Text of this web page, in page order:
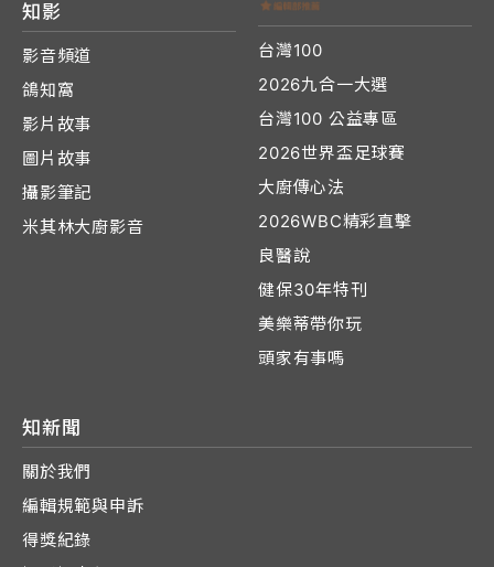
知影
影音頻道
鴿知窩
影片故事
圖片故事
攝影筆記
米其林大廚影音
台灣100
2026九合一大選
台灣100 公益專區
2026世界盃足球賽
大廚傳心法
2026WBC精彩直擊
良醫說
健保30年特刊
美樂蒂帶你玩
頭家有事嗎
知新聞
關於我們
編輯規範與申訴
得獎紀錄